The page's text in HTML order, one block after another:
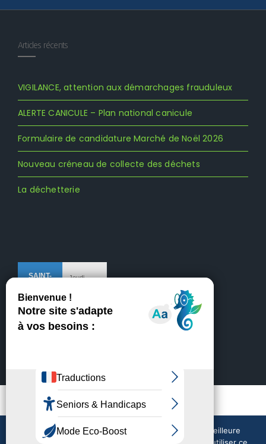
Articles récents
VIGILANCE, attention aux démarchages frauduleux
ALERTE CANICULE – Plan national canicule
Formulaire de candidature Marché de Noël 2026
Nouveau créneau de collecte des déchets
La déchetterie
Mentions légales
Nous utilisons des cookies pour vous garantir la meilleure